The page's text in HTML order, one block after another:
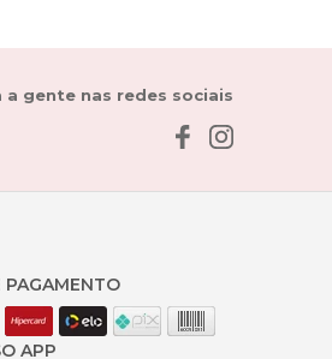
gente nas redes sociais
PAGAMENTO
APP